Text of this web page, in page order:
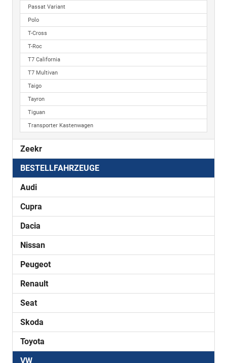
Passat Variant
Polo
T-Cross
T-Roc
T7 California
T7 Multivan
Taigo
Tayron
Tiguan
Transporter Kastenwagen
Zeekr
BESTELLFAHRZEUGE
Audi
Cupra
Dacia
Nissan
Peugeot
Renault
Seat
Skoda
Toyota
VW